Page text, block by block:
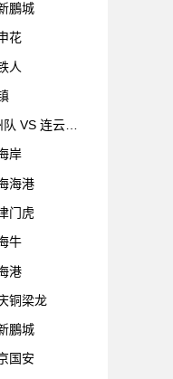
鵬城
花
人
VS 连云港
岸
海港
门虎
牛
港
铜梁龙
鵬城
国安